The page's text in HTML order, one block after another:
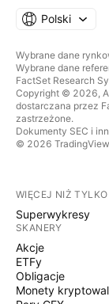
Polski
Wybrane dane
Wybrane dane
FactSet Research
Copyright © 2026,
dostarczana przez
zastrzeżone.
Dokumenty SEC i
© 2026
WIĘCEJ NIŻ
Superwykresy
SKANERY
Akcje
ETFy
Obligacje
Monety